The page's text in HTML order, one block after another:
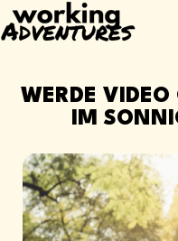
WERDE
IM